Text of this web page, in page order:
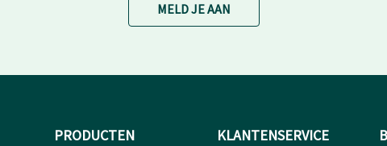
MELD JE AAN
PRODUCTEN
KLANTENSERVICE